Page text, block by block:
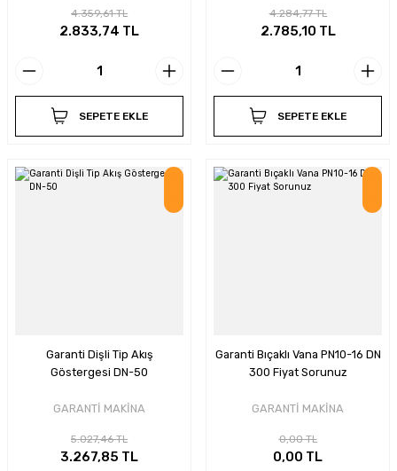
4.359,61 TL
2.833,74 TL
SEPETE EKLE
4.284,77 TL
2.785,10 TL
SEPETE EKLE
Garanti Dişli Tip Akış
Göstergesi DN-50
GARANTİ MAKİNA
5.027,46 TL
3.267,85 TL
Garanti Bıçaklı Vana PN10-16 DN
300 Fiyat Sorunuz
GARANTİ MAKİNA
0,00 TL
0,00 TL